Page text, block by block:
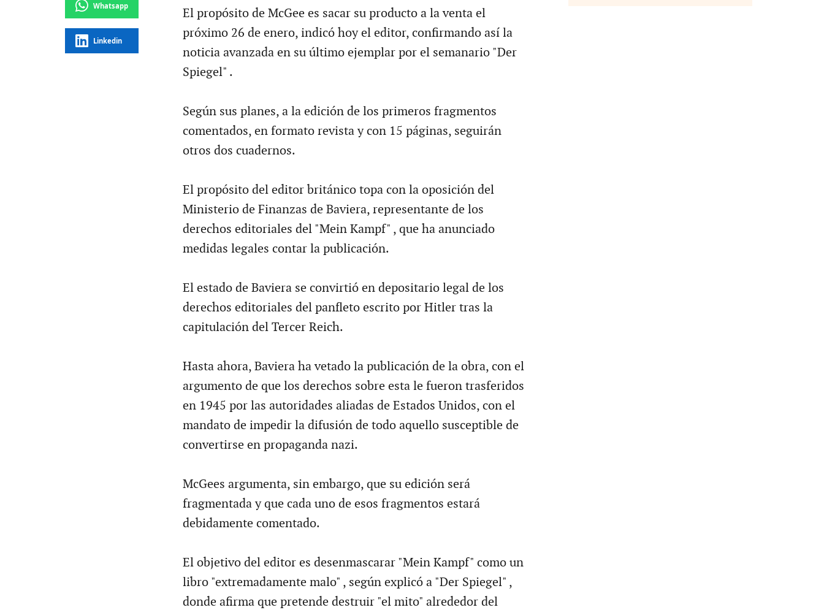
Whatsapp
Linkedin
El propósito de McGee es sacar su producto a la venta el
próximo 26 de enero, indicó hoy el editor, confirmando así la
noticia avanzada en su último ejemplar por el semanario "Der
Spiegel" .
Según sus planes, a la edición de los primeros fragmentos
comentados, en formato revista y con 15 páginas, seguirán
otros dos cuadernos.
El propósito del editor británico topa con la oposición del
Ministerio de Finanzas de Baviera, representante de los
derechos editoriales del "Mein Kampf" , que ha anunciado
medidas legales contar la publicación.
El estado de Baviera se convirtió en depositario legal de los
derechos editoriales del panfleto escrito por Hitler tras la
capitulación del Tercer Reich.
Hasta ahora, Baviera ha vetado la publicación de la obra, con el
argumento de que los derechos sobre esta le fueron trasferidos
en 1945 por las autoridades aliadas de Estados Unidos, con el
mandato de impedir la difusión de todo aquello susceptible de
convertirse en propaganda nazi.
McGees argumenta, sin embargo, que su edición será
fragmentada y que cada uno de esos fragmentos estará
debidamente comentado.
El objetivo del editor es desenmascarar "Mein Kampf" como un
libro "extremadamente malo" , según explicó a "Der Spiegel" ,
donde afirma que pretende destruir "el mito" alrededor del